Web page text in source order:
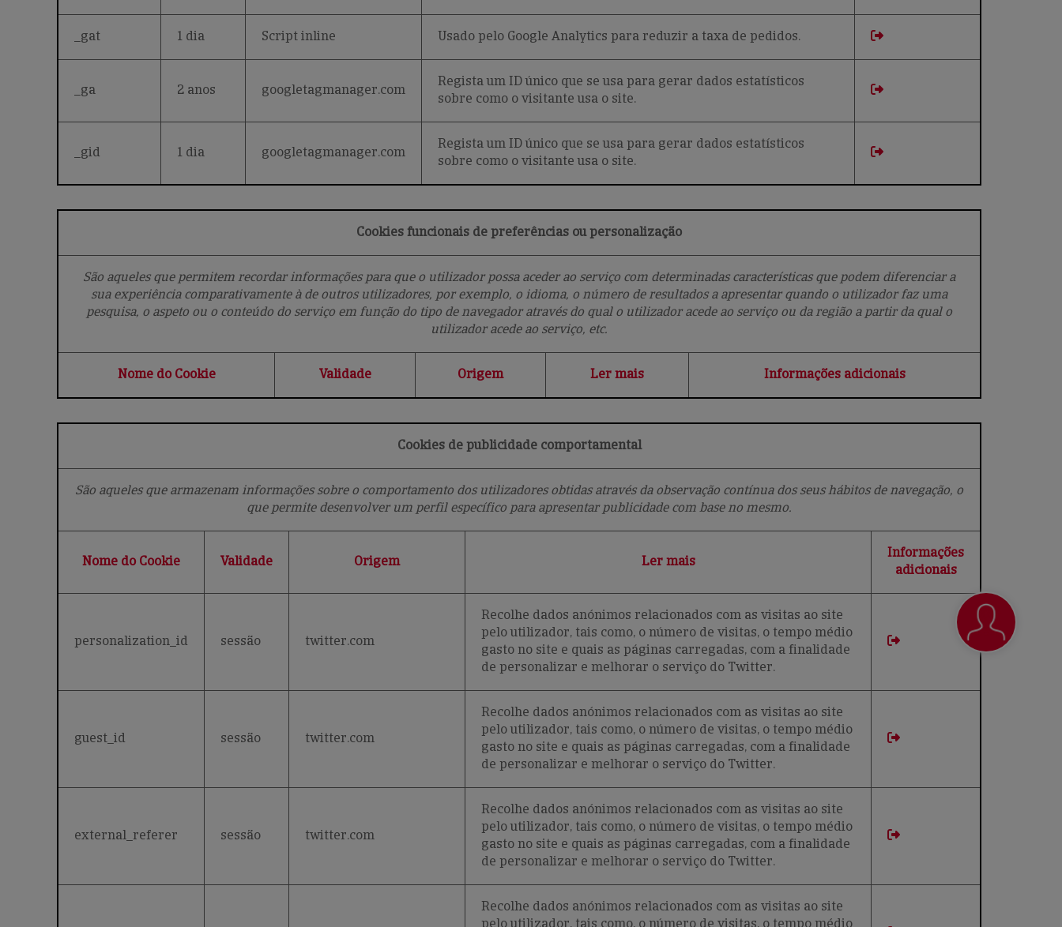
_gat 1 dia Script inline Usado pelo Google Analytics para reduzir a taxa de pedidos.
_ga 2 anos googletagmanager.com
Regista um ID único que se usa para gerar dados estatísticos
sobre como o visitante usa o site.
_gid 1 dia googletagmanager.com
Regista um ID único que se usa para gerar dados estatísticos
sobre como o visitante usa o site.
Cookies funcionais de preferências ou personalização
São aqueles que permitem recordar informações para que o utilizador possa aceder ao serviço com determinadas características que podem diferenciar a
sua experiência comparativamente à de outros utilizadores, por exemplo, o idioma, o número de resultados a apresentar quando o utilizador faz uma
pesquisa, o aspeto ou o conteúdo do serviço em função do tipo de navegador através do qual o utilizador acede ao serviço ou da região a partir da qual o
utilizador acede ao serviço, etc.
Nome do Cookie Validade Origem Ler mais Informações adicionais
Cookies de publicidade comportamental
São aqueles que armazenam informações sobre o comportamento dos utilizadores obtidas através da observação contínua dos seus hábitos de navegação, o
que permite desenvolver um perfil específico para apresentar publicidade com base no mesmo.
Nome do Cookie Validade Origem Ler mais
Informações
adicionais
personalization_id sessão twitter.com
Recolhe dados anónimos relacionados com as visitas ao site
pelo utilizador, tais como, o número de visitas, o tempo médio
gasto no site e quais as páginas carregadas, com a finalidade
de personalizar e melhorar o serviço do Twitter.
guest_id sessão twitter.com
Recolhe dados anónimos relacionados com as visitas ao site
pelo utilizador, tais como, o número de visitas, o tempo médio
gasto no site e quais as páginas carregadas, com a finalidade
de personalizar e melhorar o serviço do Twitter.
external_referer sessão twitter.com
Recolhe dados anónimos relacionados com as visitas ao site
pelo utilizador, tais como, o número de visitas, o tempo médio
gasto no site e quais as páginas carregadas, com a finalidade
de personalizar e melhorar o serviço do Twitter.
Recolhe dados anónimos relacionados com as visitas ao site
pelo utilizador, tais como, o número de visitas, o tempo médio